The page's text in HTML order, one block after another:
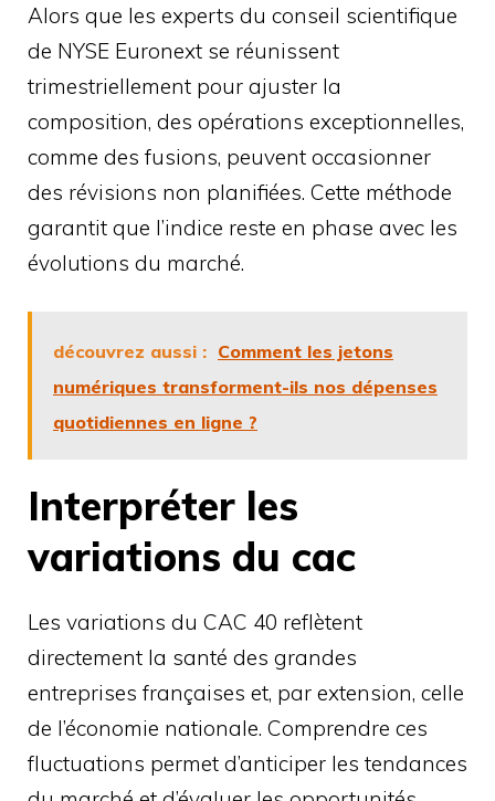
Alors que les experts du conseil scientifique
de NYSE Euronext se réunissent
trimestriellement pour ajuster la
composition, des opérations exceptionnelles,
comme des fusions, peuvent occasionner
des révisions non planifiées. Cette méthode
garantit que l’indice reste en phase avec les
évolutions du marché.
découvrez aussi : Comment les jetons
numériques transforment-ils nos dépenses
quotidiennes en ligne ?
Interpréter les
variations du cac
Les variations du CAC 40 reflètent
directement la santé des grandes
entreprises françaises et, par extension, celle
de l’économie nationale. Comprendre ces
fluctuations permet d’anticiper les tendances